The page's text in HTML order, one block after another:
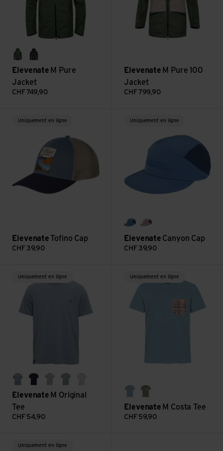
bronze green
dark ink solid
Elevenate M Pure
Jacket
CHF 749,90
Elevenate M Pure 100
Jacket
CHF 799,90
Uniquement en ligne
Elevenate Tofino Cap
CHF 39,90
Uniquement en ligne
indian blue
sand
Elevenate Canyon Cap
CHF 39,90
Uniquement en ligne
blue flintdark navylight grey melange
sea green
Elevenate M Original
Tee
CHF 54,90
Uniquement en ligne
blue breeze
sea green
Elevenate M Costa Tee
CHF 59,90
Uniquement en ligne